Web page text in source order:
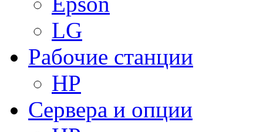
LG
Рабочие станции
HP
Сервера и опции